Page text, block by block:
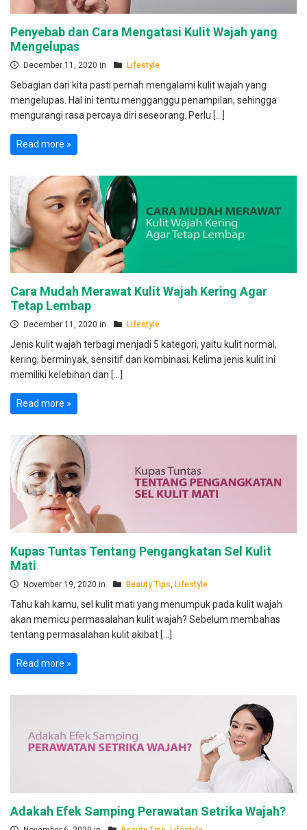
Penyebab dan Cara Mengatasi Kulit Wajah yang
Mengelupas
December 11, 2020 in Lifestyle
Sebagian dari kita pasti pernah mengalami kulit wajah yang
mengelupas. Hal ini tentu mengganggu penampilan, sehingga
mengurangi rasa percaya diri seseorang. Perlu […]
Read more »
Cara Mudah Merawat Kulit Wajah Kering Agar
Tetap Lembap
December 11, 2020 in Lifestyle
Jenis kulit wajah terbagi menjadi 5 kategori, yaitu kulit normal,
kering, berminyak, sensitif dan kombinasi. Kelima jenis kulit ini
memiliki kelebihan dan […]
Read more »
Kupas Tuntas Tentang Pengangkatan Sel Kulit
Mati
November 19, 2020 in Beauty Tips, Lifestyle
Tahu kah kamu, sel kulit mati yang menumpuk pada kulit wajah
akan memicu permasalahan kulit wajah? Sebelum membahas
tentang permasalahan kulit akibat […]
Read more »
Adakah Efek Samping Perawatan Setrika Wajah?